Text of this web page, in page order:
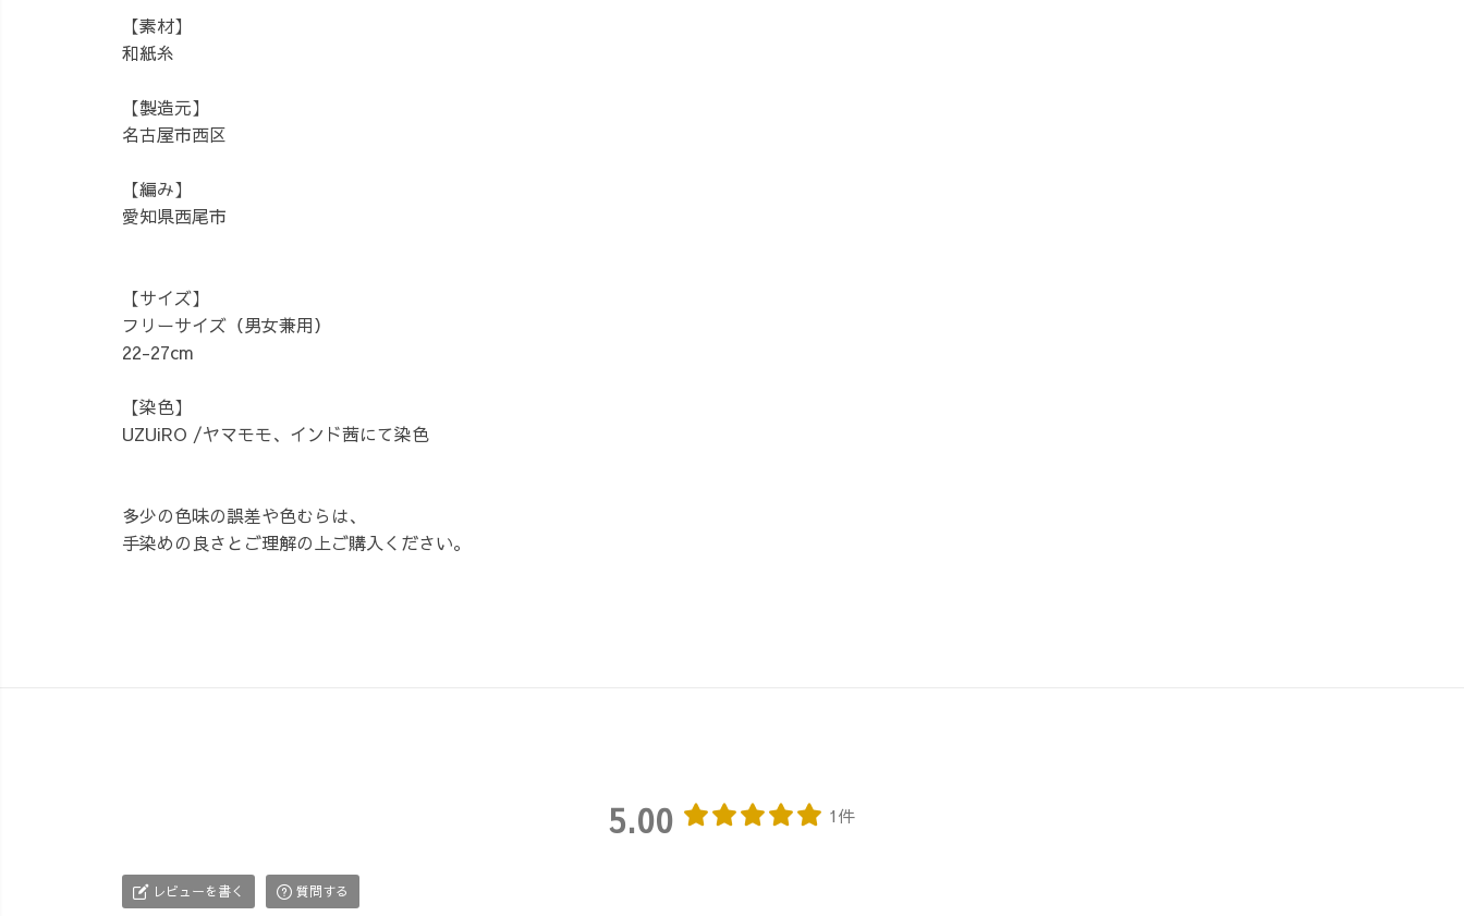
【素材】
和紙糸
【製造元】
名古屋市西区
【編み】
愛知県西尾市
【サイズ】
フリーサイズ（男女兼用）
22-27cm
【染色】
UZUiRO /ヤマモモ、インド茜にて染色
多少の色味の誤差や色むらは、
手染めの良さとご理解の上ご購入ください。
5.00 1件
レビューを書く 質問する